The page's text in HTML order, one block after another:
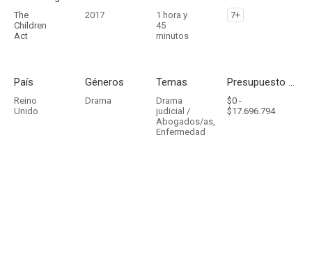
The
Children
Act
2017
1 hora y
45
minutos
7+
País
Reino
Unido
Géneros
Drama
Temas
Drama
judicial /
Abogados/as,
Enfermedad
Presupuesto - Ingresos
$0 -
$17.696.794